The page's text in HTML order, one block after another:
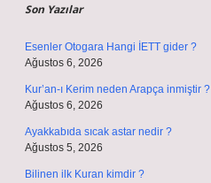
Son Yazılar
Esenler Otogara Hangi İETT gider ?
Ağustos 6, 2026
Kur’an-ı Kerim neden Arapça inmiştir ?
Ağustos 6, 2026
Ayakkabıda sıcak astar nedir ?
Ağustos 5, 2026
Bilinen ilk Kuran kimdir ?